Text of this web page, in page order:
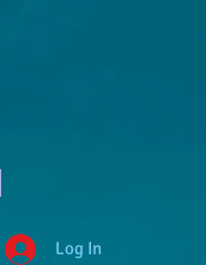
Log In